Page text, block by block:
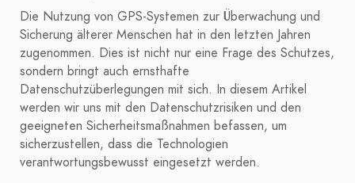
Die Nutzung von GPS-Systemen zur Überwachung und
Sicherung älterer Menschen hat in den letzten Jahren
zugenommen. Dies ist nicht nur eine Frage des Schutzes,
sondern bringt auch ernsthafte
Datenschutzüberlegungen mit sich. In diesem Artikel
werden wir uns mit den Datenschutzrisiken und den
geeigneten Sicherheitsmaßnahmen befassen, um
sicherzustellen, dass die Technologien
verantwortungsbewusst eingesetzt werden.